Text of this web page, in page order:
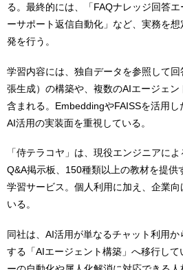
る。最終的には、「FAQナレッジ回答
ーサポート返信自動化」など、実務を
発を行う。
学習内容には、独自データを参照して
張生成）の構築や、複数のAIエージェ
含まれる。EmbeddingやFAISSを活用
AI活用の実装面を重視している。
「侍テラコヤ」は、現役エンジニアに
Q&A掲示板、150種類以上の教材を提供
学習サービス。個人利用に加え、企業
いる。
同社は、AI活用が単なるチャット利用
する「AIエージェント構築」へ移行し